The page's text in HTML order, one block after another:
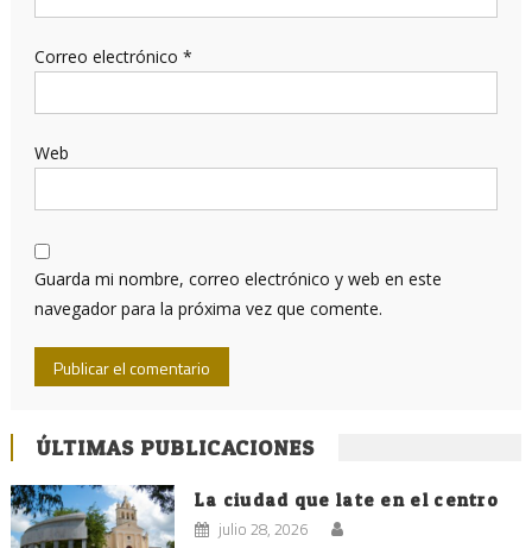
Correo electrónico *
Web
Guarda mi nombre, correo electrónico y web en este
navegador para la próxima vez que comente.
ÚLTIMAS PUBLICACIONES
La ciudad que late en el centro
julio 28, 2026